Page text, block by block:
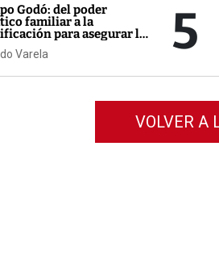
Godó: del poder
familiar a la
para asegurar la
Varela 5
VOLVER A